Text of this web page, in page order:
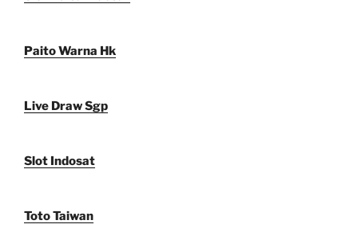
Paito Warna Hk
Live Draw Sgp
Slot Indosat
Toto Taiwan